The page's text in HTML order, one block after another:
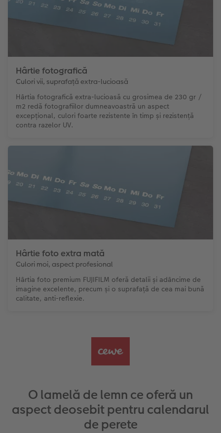
Hârtie fotografică
Culori vii, suprafață extra-lucioasă
Hârtia fotografică extra-lucioasă cu grosimea de 230 gr /
m2 redă fotografiilor dumneavoastră un aspect
excepțional, culori foarte rezistente în timp și rezistență
contra razelor UV.
Hârtie foto extra mată
Culori moi, aspect profesional
Hârtia foto premium FUJIFILM oferă detalii și adâncime de
imagine excelente, precum și o suprafață de cea mai bună
calitate, anti-reflexie.
O lamelă de lemn ce oferă un
aspect deosebit pentru calendarul
de perete